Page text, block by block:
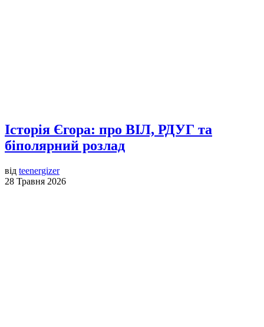
Історія Єгора: про ВІЛ, РДУГ та
біполярний розлад
від teenergizer
28 Травня 2026